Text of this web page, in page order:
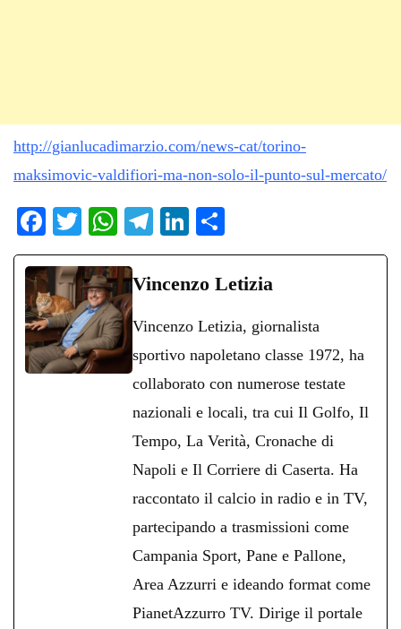
http://gianlucadimarzio.com/news-cat/torino-
maksimovic-valdifiori-ma-non-solo-il-punto-sul-mercato/
Fa
ce
bo
ok
T
wi
tte
r
W
ha
ts
A
pp
Te
le
gr
m
Li
nk
ed
on
di
di
Vincenzo Letizia
Vincenzo Letizia, giornalista
sportivo napoletano classe 1972, ha
collaborato con numerose testate
nazionali e locali, tra cui Il Golfo, Il
Tempo, La Verità, Cronache di
Napoli e Il Corriere di Caserta. Ha
raccontato il calcio in radio e in TV,
partecipando a trasmissioni come
Campania Sport, Pane e Pallone,
Area Azzurri e ideando format come
PianetAzzurro TV. Dirige il portale